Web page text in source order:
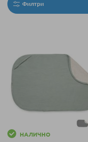
Филтри
НАЛИЧНО